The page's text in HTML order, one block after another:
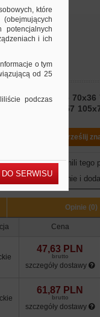
70x30 70x35 70x36
105x57
Prześlij
jeszcze nie ocenili tego
Zobacz opinie i
Opinie (0)
Cena
47,63 PLN
brutto
szczegóły dostawy
61,87 PLN
brutto
szczegóły dostawy
które
potencjalnych
i ich
o tym
od 25
podczas
DO SERWISU